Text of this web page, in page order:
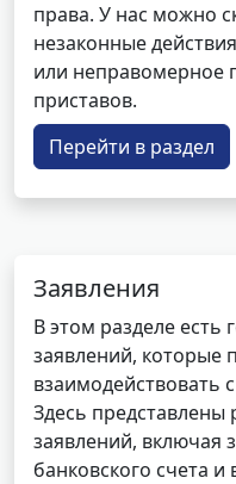
права. У нас можно
незаконные
или неправомерное
приставов.
Перейти в раздел
Заявления
В этом разделе
заявлений, которые
взаимодействовать
Здесь
заявлений, включая
банковского счета